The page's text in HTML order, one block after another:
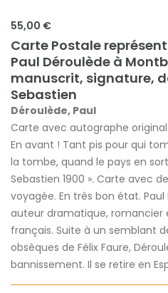
55,00 €
Carte Postale
Paul Déroulède à
manuscrit, signature,
Sebastien
Déroulède, Paul
Carte avec autographe original
En avant ! Tant pis pour qui
la tombe, quand le pays en
Sebastien 1900 ». Carte avec
voyagée. En très bon état.
auteur dramatique,
français. Suite à un semblant
obsèques de Félix Faure,
bannissement. Il se retire en